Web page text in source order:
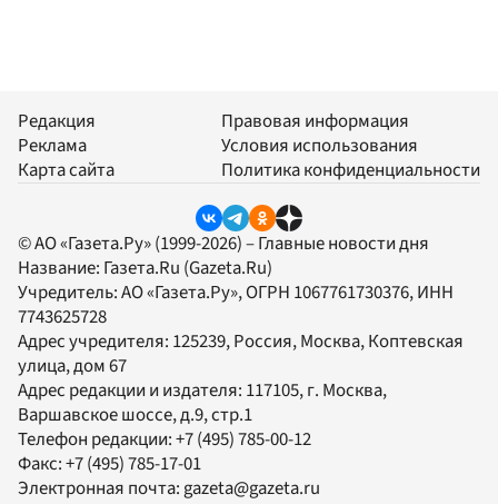
Редакция
Реклама
Карта сайта
Правовая информация
Условия использования
Политика конфиденциальности
© АО «Газета.Ру» (1999-2026) – Главные новости дня
Название: Газета.Ru (Gazeta.Ru)
Учредитель:АО «Газета.Ру», ОГРН 1067761730376, ИНН
7743625728
Адрес учредителя: 125239, Россия, Москва, Коптевская
улица, дом 67
Адрес редакции и издателя: 117105, г. Москва,
Варшавское шоссе, д.9, стр.1
Телефон редакции:+7 (495) 785-00-12
Факс:+7 (495) 785-17-01
Электронная почта:gazeta@gazeta.ru